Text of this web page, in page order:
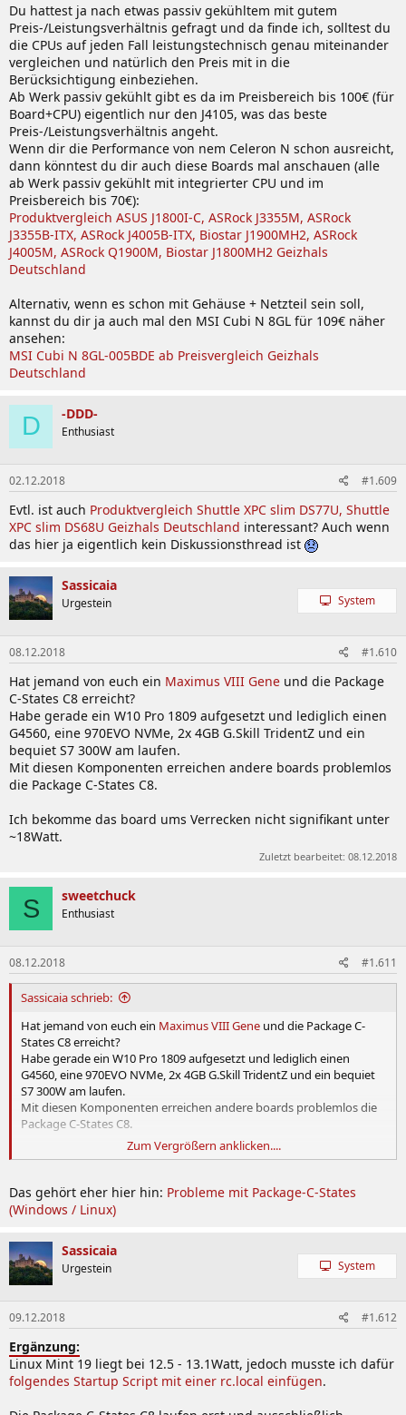
Du hattest ja nach etwas passiv gekühltem mit gutem
Preis-/Leistungsverhältnis gefragt und da finde ich, solltest du
die CPUs auf jeden Fall leistungstechnisch genau miteinander
vergleichen und natürlich den Preis mit in die
Berücksichtigung einbeziehen.
Ab Werk passiv gekühlt gibt es da im Preisbereich bis 100€ (für
Board+CPU) eigentlich nur den J4105, was das beste
Preis-/Leistungsverhältnis angeht.
Wenn dir die Performance von nem Celeron N schon ausreicht,
dann könntest du dir auch diese Boards mal anschauen (alle
ab Werk passiv gekühlt mit integrierter CPU und im
Preisbereich bis 70€):
Produktvergleich ASUS J1800I-C, ASRock J3355M, ASRock
J3355B-ITX, ASRock J4005B-ITX, Biostar J1900MH2, ASRock
J4005M, ASRock Q1900M, Biostar J1800MH2 Geizhals
Deutschland
Alternativ, wenn es schon mit Gehäuse + Netzteil sein soll,
kannst du dir ja auch mal den MSI Cubi N 8GL für 109€ näher
ansehen:
MSI Cubi N 8GL-005BDE ab Preisvergleich Geizhals
Deutschland
D -DDD-
Enthusiast
02.12.2018 #1.609
Evtl. ist auch Produktvergleich Shuttle XPC slim DS77U, Shuttle
XPC slim DS68U Geizhals Deutschland interessant? Auch wenn
das hier ja eigentlich kein Diskussionsthread ist
Sassicaia
Urgestein System
08.12.2018 #1.610
Hat jemand von euch ein Maximus VIII Gene und die Package
C-States C8 erreicht?
Habe gerade ein W10 Pro 1809 aufgesetzt und lediglich einen
G4560, eine 970EVO NVMe, 2x 4GB G.Skill TridentZ und ein
bequiet S7 300W am laufen.
Mit diesen Komponenten erreichen andere boards problemlos
die Package C-States C8.
Ich bekomme das board ums Verrecken nicht signifikant unter
~18Watt.
Zuletzt bearbeitet: 08.12.2018
S sweetchuck
Enthusiast
08.12.2018 #1.611
Sassicaia schrieb:
Hat jemand von euch ein Maximus VIII Gene und die Package C-
States C8 erreicht?
Habe gerade ein W10 Pro 1809 aufgesetzt und lediglich einen
G4560, eine 970EVO NVMe, 2x 4GB G.Skill TridentZ und ein bequiet
S7 300W am laufen.
Mit diesen Komponenten erreichen andere boards problemlos die
Package C-States C8.
Ich bekomme das board ums Verrecken nicht signifikant unter
Zum Vergrößern anklicken....
Das gehört eher hier hin: Probleme mit Package-C-States
(Windows / Linux)
Sassicaia
Urgestein System
09.12.2018 #1.612
Ergänzung:
Linux Mint 19 liegt bei 12.5 - 13.1Watt, jedoch musste ich dafür
folgendes Startup Script mit einer rc.local einfügen.